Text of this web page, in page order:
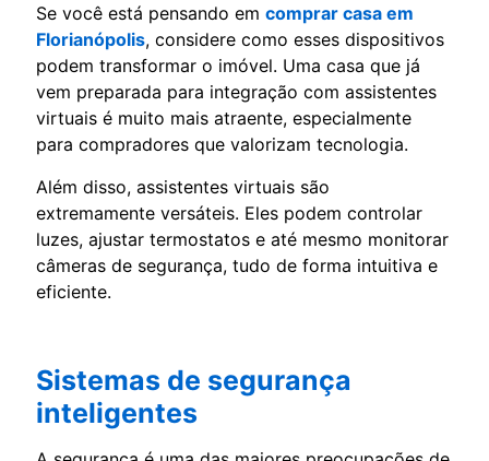
Se você está pensando em comprar casa em
Florianópolis, considere como esses dispositivos
podem transformar o imóvel. Uma casa que já
vem preparada para integração com assistentes
virtuais é muito mais atraente, especialmente
para compradores que valorizam tecnologia.
Além disso, assistentes virtuais são
extremamente versáteis. Eles podem controlar
luzes, ajustar termostatos e até mesmo monitorar
câmeras de segurança, tudo de forma intuitiva e
eficiente.
Sistemas de segurança
inteligentes